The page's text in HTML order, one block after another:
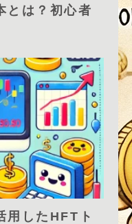
とは？初心者
用したHFTト